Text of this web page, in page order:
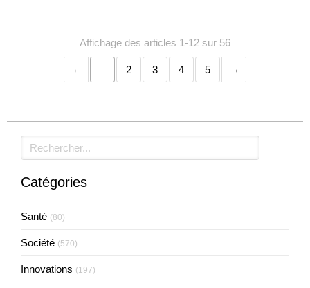
Affichage des articles 1-12 sur 56
2 3 4 5
Rechercher
Catégories
Santé (80)
Société (570)
Innovations (197)